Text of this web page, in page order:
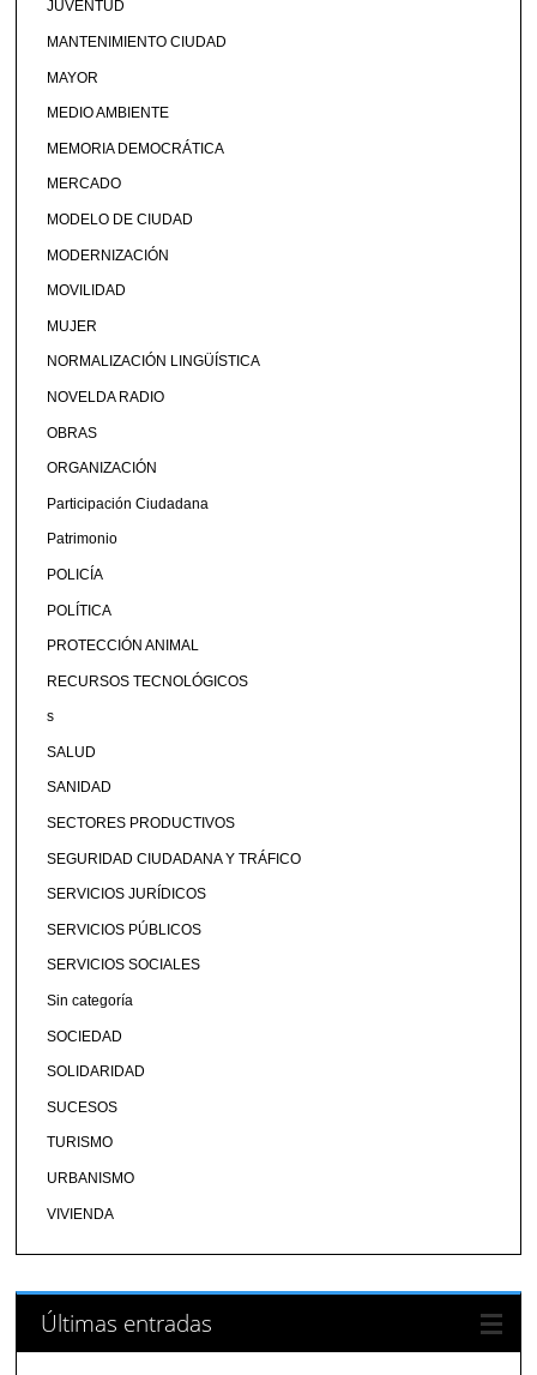
JUVENTUD
MANTENIMIENTO CIUDAD
MAYOR
MEDIO AMBIENTE
MEMORIA DEMOCRÁTICA
MERCADO
MODELO DE CIUDAD
MODERNIZACIÓN
MOVILIDAD
MUJER
NORMALIZACIÓN LINGÜÍSTICA
NOVELDA RADIO
OBRAS
ORGANIZACIÓN
Participación Ciudadana
Patrimonio
POLICÍA
POLÍTICA
PROTECCIÓN ANIMAL
RECURSOS TECNOLÓGICOS
s
SALUD
SANIDAD
SECTORES PRODUCTIVOS
SEGURIDAD CIUDADANA Y TRÁFICO
SERVICIOS JURÍDICOS
SERVICIOS PÚBLICOS
SERVICIOS SOCIALES
Sin categoría
SOCIEDAD
SOLIDARIDAD
SUCESOS
TURISMO
URBANISMO
VIVIENDA
Últimas entradas